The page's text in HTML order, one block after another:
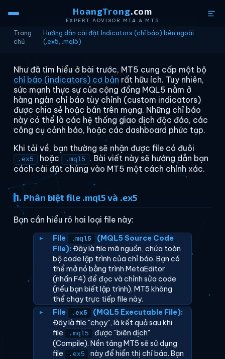
HoangTrong.com
EXPERT ADVISOR MT4 & MT5
Trang
chủ
›
Hướng dẫn cài đặt Indicators (chỉ báo) bên ngoài
(.ex5, .mql5)
Như đã tìm hiểu ở bài trước, MT5 cung cấp một bộ
chỉ báo (indicators) cơ bản rất hữu ích. Tuy nhiên,
sức mạnh thực sự của cộng đồng MQL5 nằm ở
hàng ngàn chỉ báo tùy chỉnh (custom indicators)
được chia sẻ hoặc bán trên mạng. Những chỉ báo
này có thể là các hệ thống giao dịch độc đáo, các
công cụ cảnh báo, hoặc các dashboard phức tạp.
Khi tải về, bạn thường sẽ nhận được file có đuôi
.ex5 hoặc .mql5 . Bài viết này sẽ hướng dẫn bạn
cách cài đặt chúng vào MT5 một cách chính xác.
1. Phân biệt file .mql5 và .ex5
Bạn cần hiểu rõ hai loại file này:
File .mql5
(MQL5 Source Code
File):Đây là file mã nguồn, chứa toàn
bộ code lập trình của chỉ báo. Bạn có
thể mở nó bằng trình MetaEditor
(nhấn F4) để đọc và chỉnh sửa code
(nếu bạn biết lập trình). MT5 không
thể chạy trực tiếp file này.
File
.ex5
(MQL5 Executable File):
Đây là file "chạy", là kết quả sau khi
file
.mql5
được "biên dịch"
(Compile). Nền tảng MT5 sẽ sử dụng
file
.ex5
này để hiển thị chỉ báo. Bạn